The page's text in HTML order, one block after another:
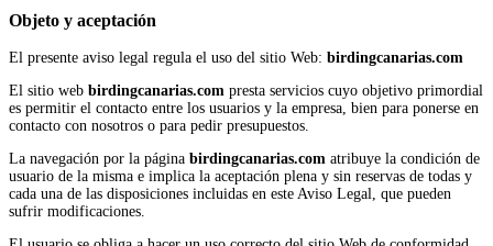
Objeto y aceptación
El presente aviso legal regula el uso del sitio Web: birdingcanarias.com
El sitio web birdingcanarias.com presta servicios cuyo objetivo primordial
es permitir el contacto entre los usuarios y la empresa, bien para ponerse en
contacto con nosotros o para pedir presupuestos.
La navegación por la página birdingcanarias.com atribuye la condición de
usuario de la misma e implica la aceptación plena y sin reservas de todas y
cada una de las disposiciones incluidas en este Aviso Legal, que pueden
sufrir modificaciones.